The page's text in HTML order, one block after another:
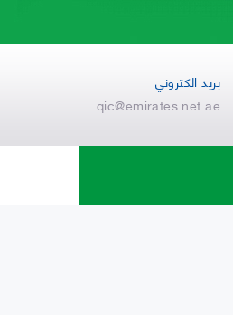
بريد الكتروني
qic@emirates.net.ae